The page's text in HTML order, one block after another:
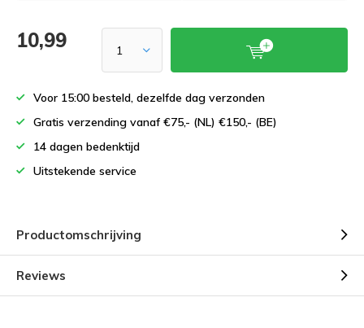
10,99
Voor 15:00 besteld, dezelfde dag verzonden
Gratis verzending vanaf €75,- (NL) €150,- (BE)
14 dagen bedenktijd
Uitstekende service
Productomschrijving
Reviews